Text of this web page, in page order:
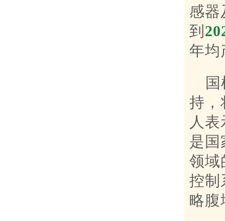
感器
到
年均
持，
人
是国
领域
控制
略腹